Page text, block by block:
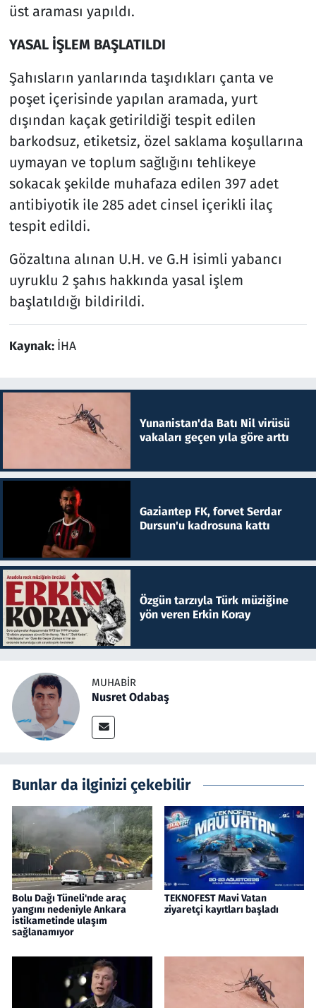
üst araması yapıldı.
YASAL İŞLEM BAŞLATILDI
Şahısların yanlarında taşıdıkları çanta ve
poşet içerisinde yapılan aramada, yurt
dışından kaçak getirildiği tespit edilen
barkodsuz, etiketsiz, özel saklama koşullarına
uymayan ve toplum sağlığını tehlikeye
sokacak şekilde muhafaza edilen 397 adet
antibiyotik ile 285 adet cinsel içerikli ilaç
tespit edildi.
Gözaltına alınan U.H. ve G.H isimli yabancı
uyruklu 2 şahıs hakkında yasal işlem
başlatıldığı bildirildi.
Kaynak: İHA
Yunanistan'da Batı Nil virüsü
vakaları geçen yıla göre arttı
Gaziantep FK, forvet Serdar
Dursun'u kadrosuna kattı
Özgün tarzıyla Türk müziğine
yön veren Erkin Koray
MUHABIR
Nusret Odabaş
Bunlar da ilginizi çekebilir
Bolu Dağı Tüneli'nde araç
yangını nedeniyle Ankara
istikametinde ulaşım
sağlanamıyor
TEKNOFEST Mavi Vatan
ziyaretçi kayıtları başladı